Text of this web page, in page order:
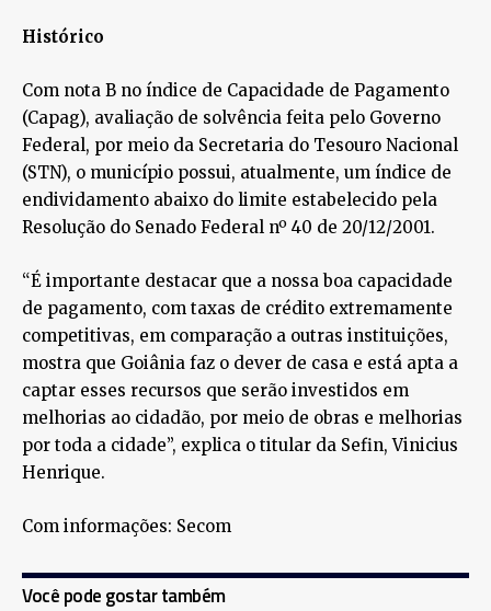
Histórico
Com nota B no índice de Capacidade de Pagamento
(Capag), avaliação de solvência feita pelo Governo
Federal, por meio da Secretaria do Tesouro Nacional
(STN), o município possui, atualmente, um índice de
endividamento abaixo do limite estabelecido pela
Resolução do Senado Federal nº 40 de 20/12/2001.
“É importante destacar que a nossa boa capacidade
de pagamento, com taxas de crédito extremamente
competitivas, em comparação a outras instituições,
mostra que Goiânia faz o dever de casa e está apta a
captar esses recursos que serão investidos em
melhorias ao cidadão, por meio de obras e melhorias
por toda a cidade”, explica o titular da Sefin, Vinicius
Henrique.
Com informações: Secom
Você pode gostar também